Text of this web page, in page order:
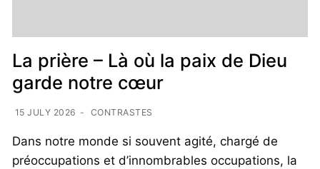
La prière – Là où la paix de Dieu
garde notre cœur
15 JULY 2026 - CONTRASTES
Dans notre monde si souvent agité, chargé de
préoccupations et d’innombrables occupations, la